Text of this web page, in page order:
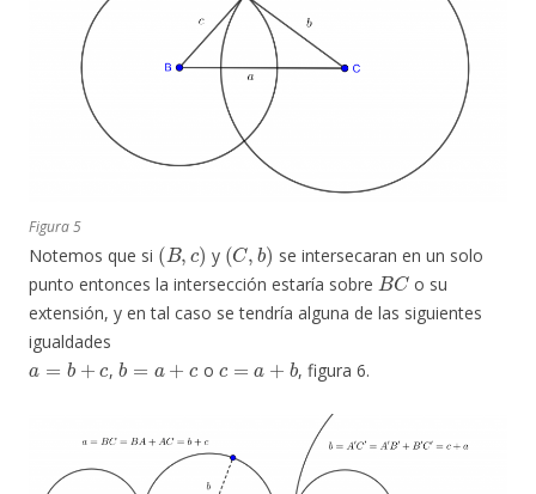
Figura 5
Notemos que si
(B,
y
(C,b)
se intersecaran en un solo
punto entonces la intersección estaría sobre
BC
o su
extensión, y en tal caso se tendría alguna de las siguientes
igualdades
a=b+c
,
b
o , figura 6.